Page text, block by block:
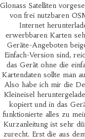
Glonass Satelliten
von frei nutzbaren
Internet
erwerbbaren Karten
Geräte-Angeboten
Einfach-Version sind,
das Gerät ohne die
Kartendaten sollte man
Also habe ich mir die
Kleineisel
kopiert und in das
funktionierte alles zu
Kurzanleitung ist sehr
zurecht. Erst die aus